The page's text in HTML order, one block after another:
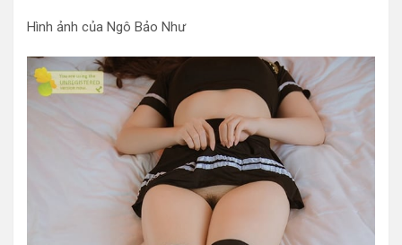
Hình ảnh của Ngô Bảo Như